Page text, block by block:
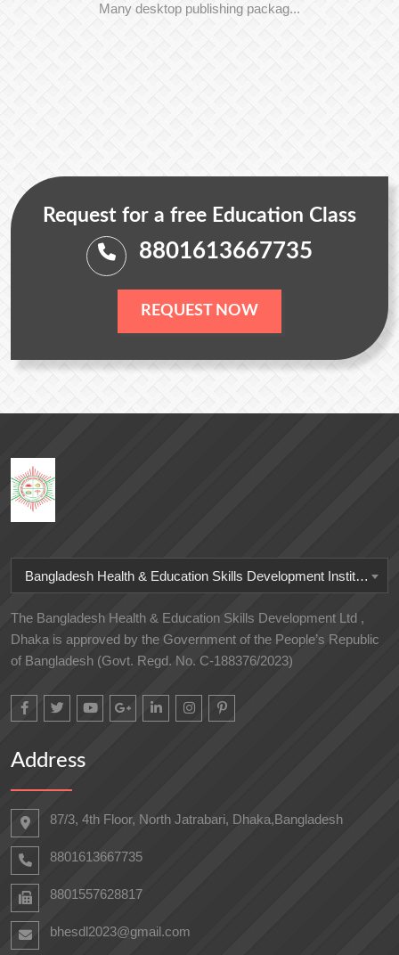
Many desktop publishing packag...
Request for a free Education Class
8801613667735
REQUEST NOW
Bangladesh Health & Education Skills Development Institute
The Bangladesh Health & Education Skills Development Ltd ,
Dhaka is approved by the Government of the People’s Republic
of Bangladesh (Govt. Regd. No. C-188376/2023)
Address
87/3, 4th Floor, North Jatrabari, Dhaka,Bangladesh
8801613667735
8801557628817
bhesdl2023@gmail.com